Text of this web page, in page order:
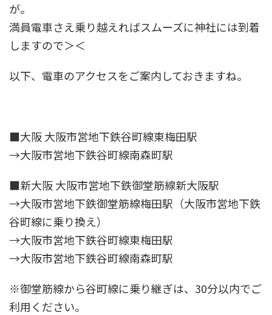
が。
満員電車さえ乗り越えればスムーズに神社には到着
しますので＞＜
以下、電車のアクセスをご案内しておきますね。
■大阪 大阪市営地下鉄谷町線東梅田駅
→大阪市営地下鉄谷町線南森町駅
■新大阪 大阪市営地下鉄御堂筋線新大阪駅
→大阪市営地下鉄御堂筋線梅田駅（大阪市営地下鉄
谷町線に乗り換え）
→大阪市営地下鉄谷町線東梅田駅
→大阪市営地下鉄谷町線南森町駅
※御堂筋線から谷町線に乗り継ぎは、30分以内でご
利用ください。